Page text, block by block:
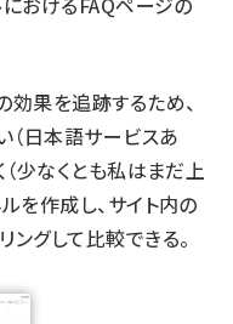
果を追跡するため、
（日本語サービスあ
（少なくとも私はまだ上
を作成し、サイト内の
グして比較できる。